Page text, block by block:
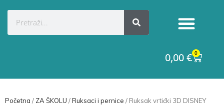
0,00€ 0
Početna / ZA ŠKOLU /Ruksaci i pernice / Ruksak vrtićki 3D DISNEY